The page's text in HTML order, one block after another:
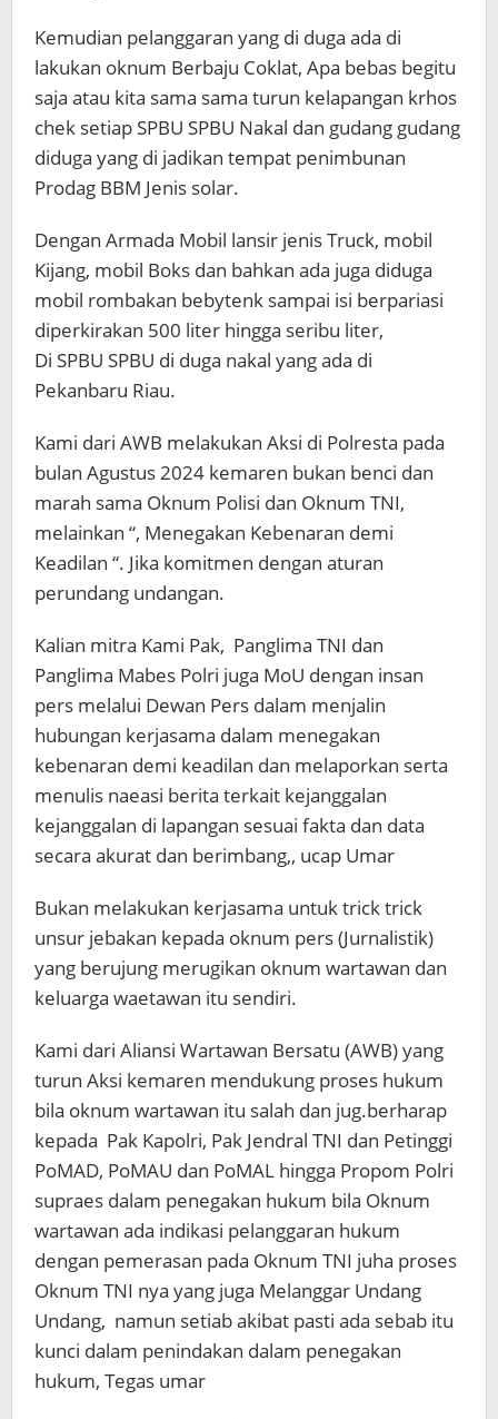
Kemudian pelanggaran yang di duga ada di
lakukan oknum Berbaju Coklat, Apa bebas begitu
saja atau kita sama sama turun kelapangan krhos
chek setiap SPBU SPBU Nakal dan gudang gudang
diduga yang di jadikan tempat penimbunan
Prodag BBM Jenis solar.
Dengan Armada Mobil lansir jenis Truck, mobil
Kijang, mobil Boks dan bahkan ada juga diduga
mobil rombakan bebytenk sampai isi berpariasi
diperkirakan 500 liter hingga seribu liter,
Di SPBU SPBU di duga nakal yang ada di
Pekanbaru Riau.
Kami dari AWB melakukan Aksi di Polresta pada
bulan Agustus 2024 kemaren bukan benci dan
marah sama Oknum Polisi dan Oknum TNI,
melainkan “, Menegakan Kebenaran demi
Keadilan “. Jika komitmen dengan aturan
perundang undangan.
Kalian mitra Kami Pak, Panglima TNI dan
Panglima Mabes Polri juga MoU dengan insan
pers melalui Dewan Pers dalam menjalin
hubungan kerjasama dalam menegakan
kebenaran demi keadilan dan melaporkan serta
menulis naeasi berita terkait kejanggalan
kejanggalan di lapangan sesuai fakta dan data
secara akurat dan berimbang,, ucap Umar
Bukan melakukan kerjasama untuk trick trick
unsur jebakan kepada oknum pers (Jurnalistik)
yang berujung merugikan oknum wartawan dan
keluarga waetawan itu sendiri.
Kami dari Aliansi Wartawan Bersatu (AWB) yang
turun Aksi kemaren mendukung proses hukum
bila oknum wartawan itu salah dan jug.berharap
kepada Pak Kapolri, Pak Jendral TNI dan Petinggi
PoMAD, PoMAU dan PoMAL hingga Propom Polri
supraes dalam penegakan hukum bila Oknum
wartawan ada indikasi pelanggaran hukum
dengan pemerasan pada Oknum TNI juha proses
Oknum TNI nya yang juga Melanggar Undang
Undang, namun setiab akibat pasti ada sebab itu
kunci dalam penindakan dalam penegakan
hukum, Tegas umar